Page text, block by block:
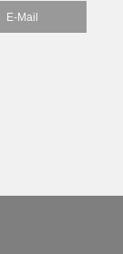
E-Mail